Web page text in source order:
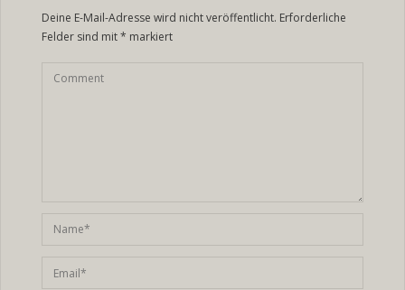
Deine E-Mail-Adresse wird nicht veröffentlicht. Erforderliche
Felder sind mit* markiert